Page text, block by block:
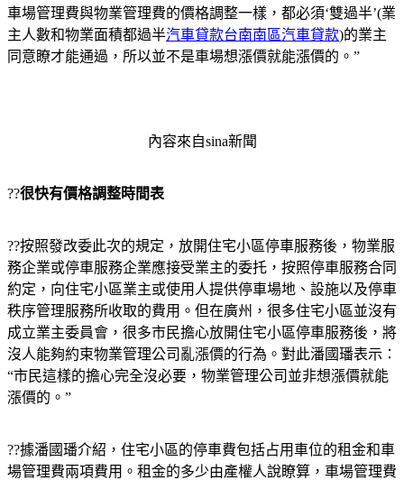
車場管理費與物業管理費的價格調整一樣，都必須‘雙過半’(業
主人數和物業面積都過半汽車貸款台南南區汽車貸款)的業主
同意瞭才能通過，所以並不是車場想漲價就能漲價的。”
內容來自sina新聞
??很快有價格調整時間表
??按照發改委此次的規定，放開住宅小區停車服務後，物業服
務企業或停車服務企業應接受業主的委托，按照停車服務合同
約定，向住宅小區業主或使用人提供停車場地、設施以及停車
秩序管理服務所收取的費用。但在廣州，很多住宅小區並沒有
成立業主委員會，很多市民擔心放開住宅小區停車服務後，將
沒人能夠約束物業管理公司亂漲價的行為。對此潘國璠表示：
“市民這樣的擔心完全沒必要，物業管理公司並非想漲價就能
漲價的。”
??據潘國璠介紹，住宅小區的停車費包括占用車位的租金和車
場管理費兩項費用。租金的多少由產權人說瞭算，車場管理費